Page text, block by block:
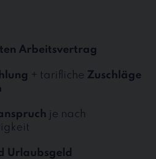
Arbeitsvertrag
+ tarifliche Zuschläge
je nach
Urlaubsgeld